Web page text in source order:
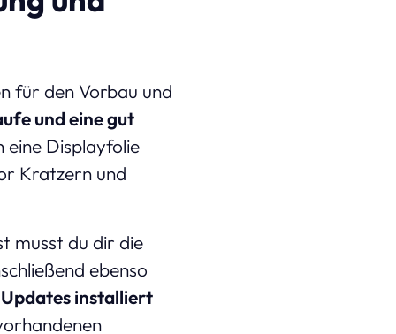
für den Vorbau und
und eine gut
eine Displayfolie
Kratzern und
musst du dir die
ebenso
installiert